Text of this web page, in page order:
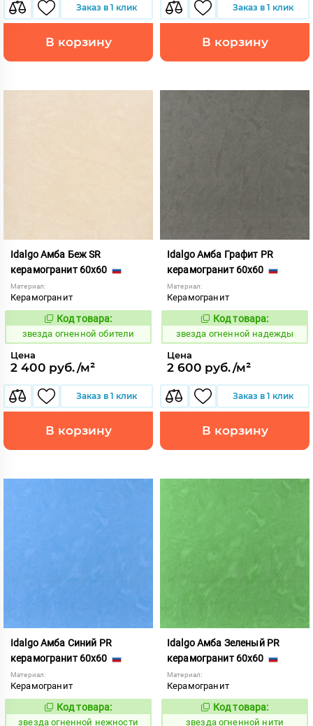
Заказ в 1 клик
В корзину
Заказ в 1 клик
В корзину
Idalgo Амба Беж SR
керамогранит 60x60
Материал:
Керамогранит
445812
Код товара:
звезда огненной обители
Цена
2 400 руб./м²
Заказ в 1 клик
В корзину
Idalgo Амба Графит PR
керамогранит 60x60
Материал:
Керамогранит
445807
Код товара:
звезда огненной надежды
Цена
2 600 руб./м²
Заказ в 1 клик
В корзину
Idalgo Амба Синий PR
керамогранит 60x60
Материал:
Керамогранит
445808
Код товара:
звезда огненной нежности
Idalgo Амба Зеленый PR
керамогранит 60x60
Материал:
Керамогранит
445810
Код товара:
звезда огненной нити